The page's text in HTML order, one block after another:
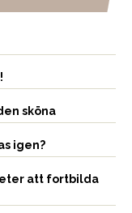
sköna
igen?
att fortbilda